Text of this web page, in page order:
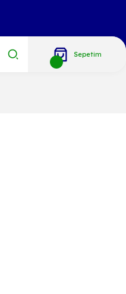
Sepetim